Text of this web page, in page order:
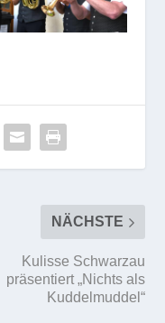
NÄCHSTE
Kulisse Schwarzau
präsentiert „Nichts als
Kuddelmuddel“